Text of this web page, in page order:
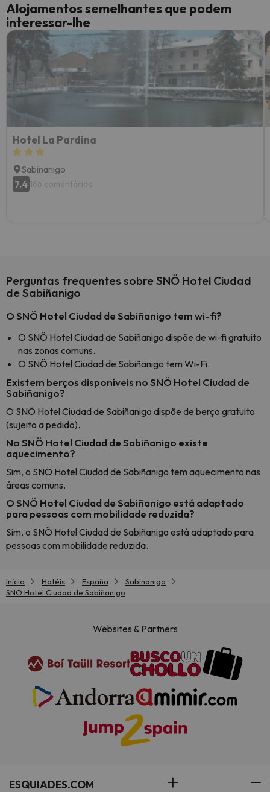
Alojamentos semelhantes que podem
interessar-lhe
Hotel La Pardina
Sabinanigo
7.4 166 comentários
Perguntas frequentes sobre SNÖ Hotel Ciudad
de Sabiñanigo
O SNÖ Hotel Ciudad de Sabiñanigo tem wi-fi?
O SNÖ Hotel Ciudad de Sabiñanigo dispõe de wi-fi gratuito
nas zonas comuns.
O SNÖ Hotel Ciudad de Sabiñanigo tem Wi-Fi.
Existem berços disponíveis no SNÖ Hotel Ciudad de
Sabiñanigo?
O SNÖ Hotel Ciudad de Sabiñanigo dispõe de berço gratuito
(sujeito a pedido).
No SNÖ Hotel Ciudad de Sabiñanigo existe
aquecimento?
Sim, o SNÖ Hotel Ciudad de Sabiñanigo tem aquecimento nas
áreas comuns.
O SNÖ Hotel Ciudad de Sabiñanigo está adaptado
para pessoas com mobilidade reduzida?
Sim, o SNÖ Hotel Ciudad de Sabiñanigo está adaptado para
pessoas com mobilidade reduzida.
Início Hotéis España
Sabinanigo
SNÖ Hotel Ciudad de Sabiñanigo
Websites & Partners
ESQUIADES.COM